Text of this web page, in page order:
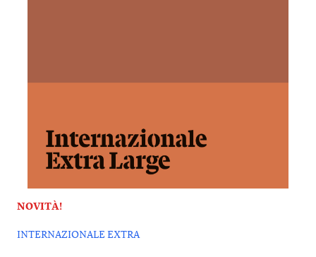
NOVITÀ!
INTERNAZIONALE EXTRA